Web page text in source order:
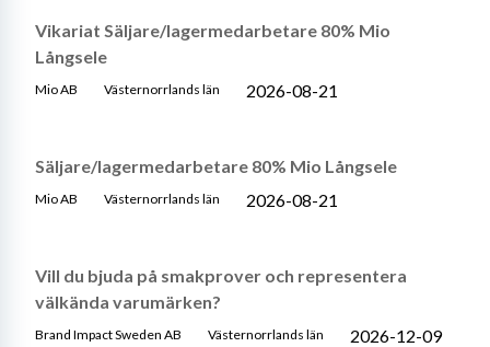
Vikariat Säljare/lagermedarbetare 80% Mio
Långsele
Mio AB Västernorrlands län 2026-08-21
Säljare/lagermedarbetare 80% Mio Långsele
Mio AB Västernorrlands län 2026-08-21
Vill du bjuda på smakprover och representera
välkända varumärken?
Brand Impact Sweden AB Västernorrlands län 2026-12-09